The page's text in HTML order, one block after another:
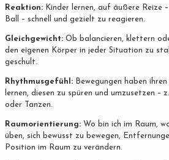
Reaktion: Kinder lernen, auf äußere Reize
Ball – schnell und gezielt zu reagieren.
Gleichgewicht: Ob balancieren, klettern
den eigenen Körper in jeder Situation zu
geschult.
Rhythmusgefühl: Bewegungen haben
lernen, diesen zu spüren und umzusetzen –
oder Tanzen.
Raumorientierung: Wo bin ich im Raum,
üben, sich bewusst zu bewegen,
Position im Raum zu verändern.